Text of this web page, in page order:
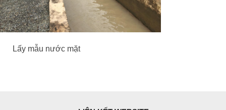
nước mặt